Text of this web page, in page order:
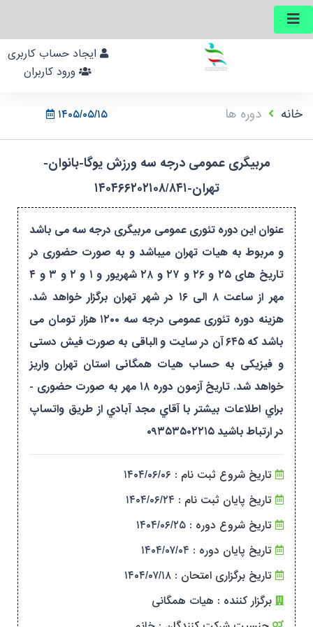
۱۴۰۵/۰۵/۱۵ خانه دوره ها
مربیگری عمومی درجه سه ورزش یوگا-بانوان-
تهران-۱۴۰۴۶۶۲۰۲۱۰۸/۸۴۱
عنوان این دوره تئوری عمومی مربیگری درجه سه می باشد
و مربوط به هيات تهران ميباشد و به صورت حضوری در
تاریخ های ۲۵ و ۲۶ و ۲۷ و ۲۸ شهریور و ۱ و ۲ و ۳ و ۴
مهر از ساعت ۸ الی ۱۶ در شهر تهران برگزار خواهد شد.
هزینه دوره تئوری عمومی درجه سه ۱۲۰۰ هزار تومان می
باشد که ۶۴۵ آن در سایت و الباقی به صورت فیش دستی
و فیزیکی به حساب هیات همگانی استان تهران واریز
خواهد شد. تاریخ آزمون دوره ۱۸ مهر به صورت حضوری -
براي اطلاعات بيشتر با آقاي مجد آبادي از طریق واتساپ
در ارتباط باشيد ۰۹۳۵۳۵۰۲۲۱۵
تاریخ شروع ثبت نام : ۱۴۰۴/۰۶/۰۶
تاریخ پایان ثبت نام : ۱۴۰۴/۰۶/۲۴
تاریخ شروع دوره : ۱۴۰۴/۰۶/۲۵
تاریخ پایان دوره : ۱۴۰۴/۰۷/۰۴
تاریخ برگزاری امتحان : ۱۴۰۴/۰۷/۱۸
برگزار کننده : هیات همگانی